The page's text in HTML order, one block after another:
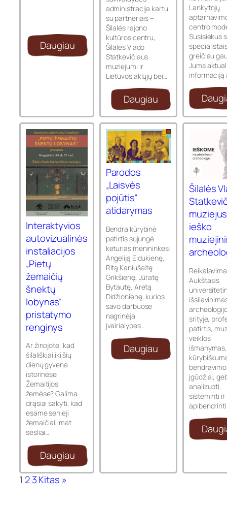
Daugiau
administracija kartu
su partneriais –
Šilalės rajono
kultūros centru,
Šilalės Vlado
Statkevičiaus
muziejumi ir
Lietuvos aklųjų bei…
Daugiau
Lankytojų
centro
Susisiekus
greičiau
Jums
informaciją
Interaktyvios
autovizualinės
instaliacijos
„Pietų
žemaičių
šnektų
lobynas“
pristatymo
renginys
Ar žinojote, kad
šilališkiai iki šių
dienų gyvena
istorinėse
Žemaitijos
žemėse? Galima
drąsiai sakyti, kad
esame senieji
žemaičiai, mat
sėsliai…
Daugiau
Parodos
„Laisvės
pojūtis“
atidarymas
Bendra kūrybinė
patirtis sujungė
keturias menininkes:
Angeliją Eidukienę,
Ritą Kaniušaitę
Grikšienę, Jūratę
Bytautę, Aretą
Didžionienę, kurios
savo darbuose
nagrinėja
įvairialypes…
Daugiau
Šilalės
muziejus
ieško
Aukštasis
srityje,
patirtis,
veiklos
išmanymas,
bendravimo
įgūdžiai,
analizuoti,
sisteminti ir
1 2 3Kitas »